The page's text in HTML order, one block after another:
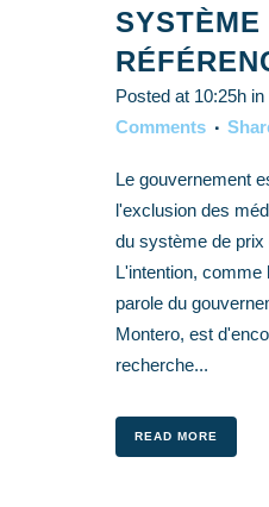
Posted at 10:25h in
Comments
Le gouvernement
l'exclusion des
du système de prix
L'intention, comme
parole du
Montero, est
recherche...
READ MORE